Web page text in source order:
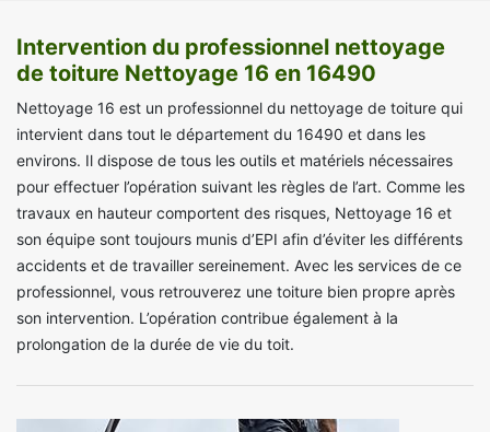
Intervention du professionnel nettoyage
de toiture Nettoyage 16 en 16490
Nettoyage 16 est un professionnel du nettoyage de toiture qui
intervient dans tout le département du 16490 et dans les
environs. Il dispose de tous les outils et matériels nécessaires
pour effectuer l’opération suivant les règles de l’art. Comme les
travaux en hauteur comportent des risques, Nettoyage 16 et
son équipe sont toujours munis d’EPI afin d’éviter les différents
accidents et de travailler sereinement. Avec les services de ce
professionnel, vous retrouverez une toiture bien propre après
son intervention. L’opération contribue également à la
prolongation de la durée de vie du toit.